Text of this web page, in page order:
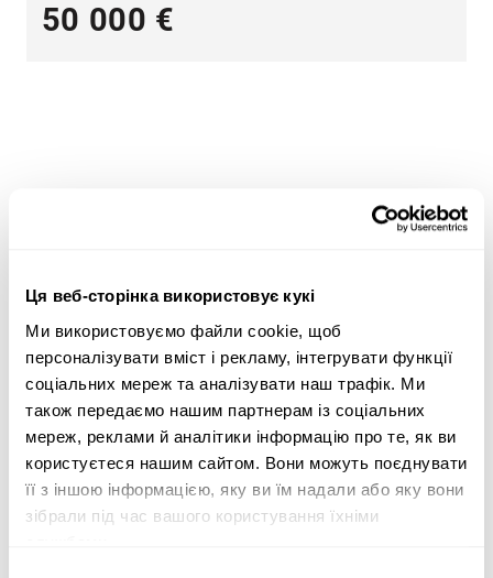
Ця веб-сторінка використовує кукі
Ми використовуємо файли cookie, щоб
персоналізувати вміст і рекламу, інтегрувати функції
соціальних мереж та аналізувати наш трафік. Ми
також передаємо нашим партнерам із соціальних
мереж, реклами й аналітики інформацію про те, як ви
користуєтеся нашим сайтом. Вони можуть поєднувати
її з іншою інформацією, яку ви їм надали або яку вони
зібрали під час вашого користування їхніми
50 000 €
Широкий асортимент важкої техніки — оптимальні
будівництво,транспорт,сільське господарство
лісове господарствотаземляні роботи
Скористайтеся критеріями пошуку важкої техніки
збоку сторінки, щоб знайти трактор, лісозаготівельне
обладнання, телескопічні навантажувачі або
навантажувачі з ковшем типу «зворотна лопата», що
відповідають вашим потребам. Шукайте важку
техніку за категорією продукції, маркою, моделлю,